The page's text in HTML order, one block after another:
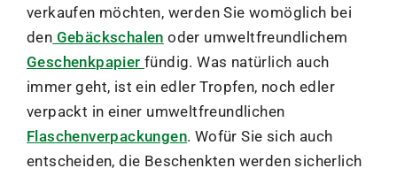
verkaufen möchten, werden Sie womöglich bei
den Gebäckschalen oder umweltfreundlichem
Geschenkpapier fündig. Was natürlich auch
immer geht, ist ein edler Tropfen, noch edler
verpackt in einer umweltfreundlichen
Flaschenverpackungen. Wofür Sie sich auch
entscheiden, die Beschenkten werden sicherlich